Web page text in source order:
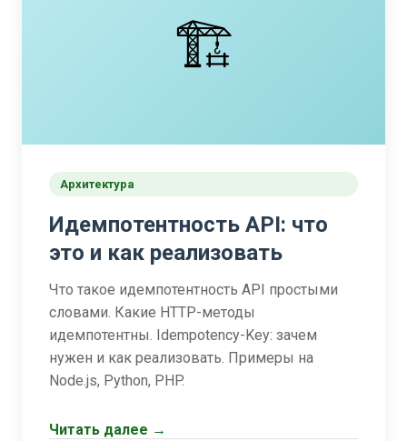
🏗️
Архитектура
Идемпотентность API: что
это и как реализовать
Что такое идемпотентность API простыми
словами. Какие HTTP-методы
идемпотентны. Idempotency-Key: зачем
нужен и как реализовать. Примеры на
Node.js, Python, PHP.
Читать далее →